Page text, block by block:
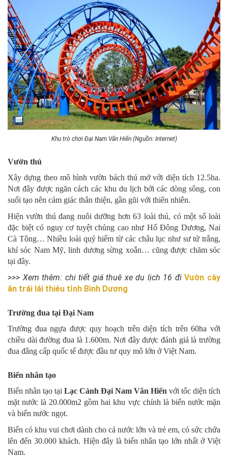
Khu trò chơi Đại Nam Văn Hiến (Nguồn: Internet)
Vườn thú
Xây dựng theo mô hình vườn bách thú mở với diện tích 12.5ha.
Nơi đây được ngăn cách các khu du lịch bởi các dòng sông, con
suối tạo nên cảm giác thân thiện, gần gũi với thiên nhiên.
Hiện vườn thú đang nuôi dưỡng hơn 63 loài thú, có một số loài
đặc biệt có nguy cơ tuyệt chủng cao như Hổ Đông Dương, Nai
Cà Tông… Nhiều loài quý hiếm từ các châu lục như sư tử trắng,
khỉ sóc Nam Mỹ, linh dương sừng xoắn… cũng được chăm sóc
tại đây.
>>> Xem thêm: chi tiết giá thuê xe du lịch 16 đi Vườn cây
ăn trái lái thiêu tỉnh Bình Dương
Trường đua tại Đại Nam
Trường đua ngựa được quy hoạch trên diện tích trên 60ha với
chiều dài đường đua là 1.600m. Nơi đây được đánh giá là trường
đua đẳng cấp quốc tế được đầu tư quy mô lớn ở Việt Nam.
Biển nhân tạo
Biển nhân tạo tại Lạc Cảnh Đại Nam Văn Hiến với tốc diện tích
mặt nước là 20.000m2 gồm hai khu vực chính là biển nước mặn
và biển nước ngọt.
Biển có khu vui chơi dành cho cả nước lớn và trẻ em, có sức chứa
lên đến 30.000 khách. Hiện đây là biển nhân tạo lớn nhất ở Việt
Nam.